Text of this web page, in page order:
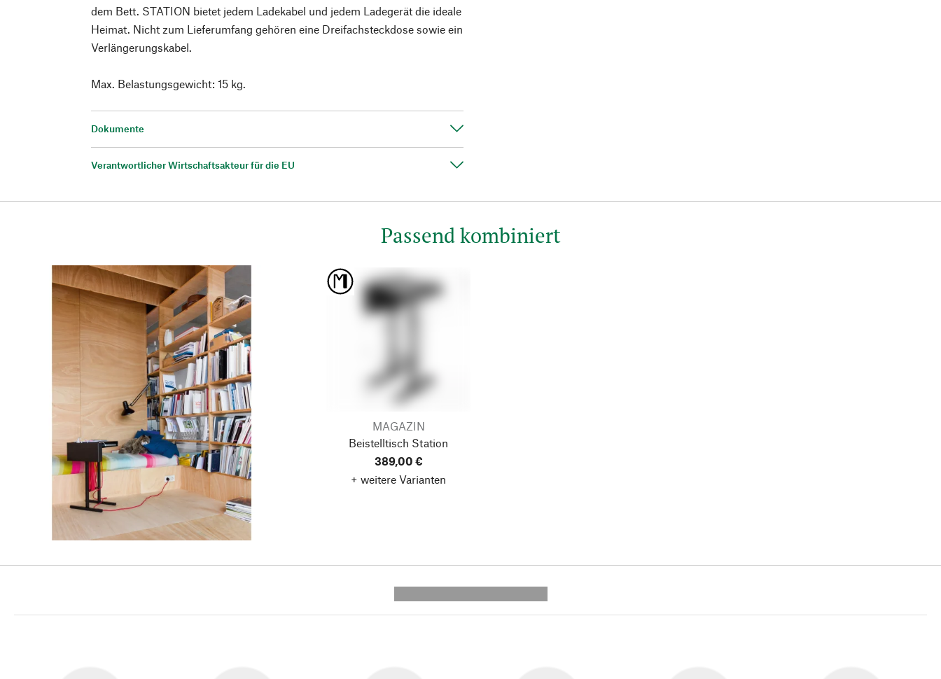
dem Bett. STATION bietet jedem Ladekabel und jedem Ladegerät die ideale
Heimat. Nicht zum Lieferumfang gehören eine Dreifachsteckdose sowie ein
Verlängerungskabel.
Max. Belastungsgewicht: 15 kg.
Dokumente
Verantwortlicher Wirtschaftsakteur für die EU
Passend kombiniert
MAGAZIN
Beistelltisch Station
389,00 €
+ weitere Varianten